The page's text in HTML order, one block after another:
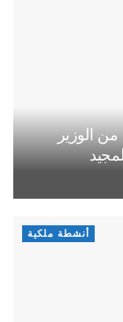
الوزير
أنشطة ملكية